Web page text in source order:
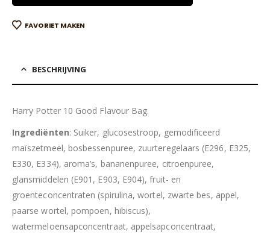
FAVORIET MAKEN
BESCHRIJVING
Harry Potter 10 Good Flavour Bag.
Ingrediënten: Suiker, glucosestroop, gemodificeerd
maïszetmeel, bosbessenpuree, zuurteregelaars (E296, E325,
E330, E334), aroma’s, bananenpuree, citroenpuree,
glansmiddelen (E901, E903, E904), fruit- en
groenteconcentraten (spirulina, wortel, zwarte bes, appel,
paarse wortel, pompoen, hibiscus),
watermeloensapconcentraat, appelsapconcentraat,